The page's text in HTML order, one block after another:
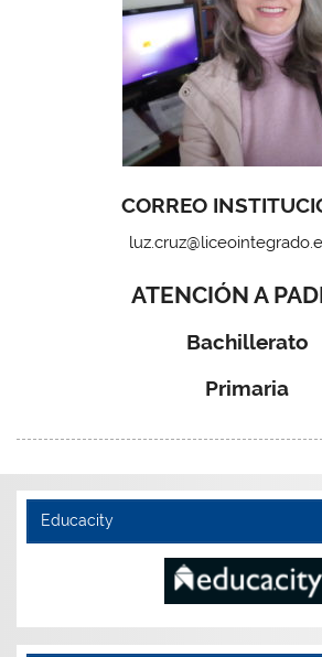
CORREO
ATENCIÓN A
Bachillerato
Primaria
Educacity